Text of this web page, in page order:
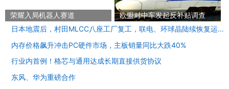
荣耀入局机器人赛道
欧盟对中车发起反补贴调查
日本地震后，村田MLCC八座工厂复工，联电、环球晶陆续恢复运营
内存价格飙升冲击PC硬件市场，主板销量同比大跌40%
行业内首例！格芯与通用达成长期直接供货协议
东风、华为重磅合作